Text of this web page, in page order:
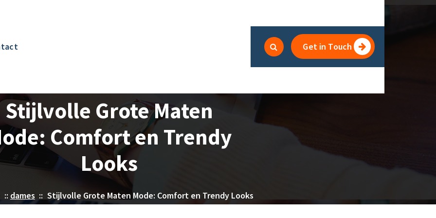
Get in Touch
Stijlvolle Grote Maten
Comfort en Trendy
Looks
:: dames :: Stijlvolle Grote Maten Mode: Comfort en Trendy Looks